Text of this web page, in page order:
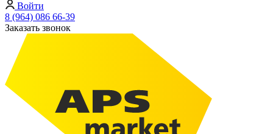
Войти
8 (964) 086 66-39
Заказать звонок